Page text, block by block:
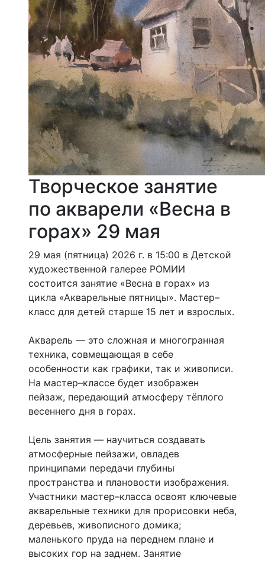
Творческое занятие
по акварели «Весна в
горах» 29 мая
29 мая (пятница) 2026 г. в 15:00 в Детской
художественной галерее РОМИИ
состоится занятие «Весна в горах» из
цикла «Акварельные пятницы». Мастер–
класс для детей старше 15 лет и взрослых.
Акварель — это сложная и многогранная
техника, совмещающая в себе
особенности как графики, так и живописи.
На мастер–классе будет изображен
пейзаж, передающий атмосферу тёплого
весеннего дня в горах.
Цель занятия — научиться создавать
атмосферные пейзажи, овладев
принципами передачи глубины
пространства и плановости изображения.
Участники мастер–класса освоят ключевые
акварельные техники для прорисовки неба,
деревьев, живописного домика;
маленького пруда на переднем плане и
высоких гор на заднем. Занятие